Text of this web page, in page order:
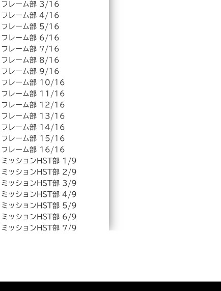
フレーム部 3/16
フレーム部 4/16
フレーム部 5/16
フレーム部 6/16
フレーム部 7/16
フレーム部 8/16
フレーム部 9/16
フレーム部 10/16
フレーム部 11/16
フレーム部 12/16
フレーム部 13/16
フレーム部 14/16
フレーム部 15/16
フレーム部 16/16
ミッションHST部 1/9
ミッションHST部 2/9
ミッションHST部 3/9
ミッションHST部 4/9
ミッションHST部 5/9
ミッションHST部 6/9
ミッションHST部 7/9
ハンドル部 3/4